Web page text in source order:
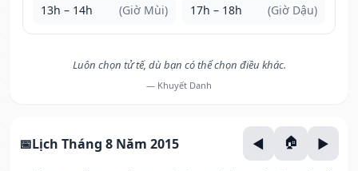
13h – 14h (Giờ Mùi) 17h – 18h (Giờ Dậu)
Luôn chọn tử tế, dù bạn có thể chọn điều khác.
— Khuyết Danh
Lịch Tháng 8 Năm 2015